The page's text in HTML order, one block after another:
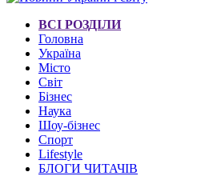
ВСІ РОЗДІЛИ
Головна
Україна
Місто
Світ
Бізнес
Наука
Шоу-бізнес
Спорт
Lifestyle
БЛОГИ ЧИТАЧІВ